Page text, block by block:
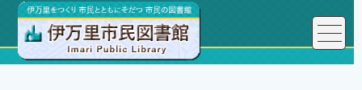
トップページ 重要なお知らせ